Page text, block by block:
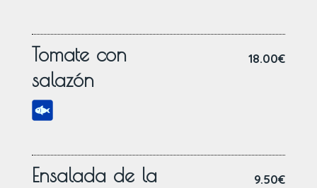
Tomate con
salazón
18.00€
Ensalada de la
9.50€